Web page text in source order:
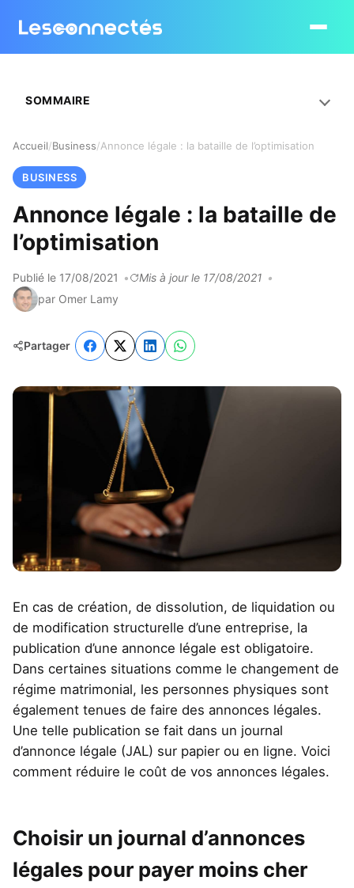
Ouvrir le
Accueil Business Annonce légale : la bataille de l’optimisation
BUSINESS
Annonce légale : la bataille de
l’optimisation
Publié le 17/08/2021
Mis à jour le 17/08/2021
par Omer Lamy
Partager
En cas de création, de dissolution, de liquidation ou
de modification structurelle d’une entreprise, la
publication d’une annonce légale est obligatoire.
Dans certaines situations comme le changement de
régime matrimonial, les personnes physiques sont
également tenues de faire des annonces légales.
Une telle publication se fait dans un journal
d’annonce légale (JAL) sur papier ou en ligne. Voici
comment réduire le coût de vos annonces légales.
Choisir un journal d’annonces
légales pour payer moins cher
SOMMAIRE